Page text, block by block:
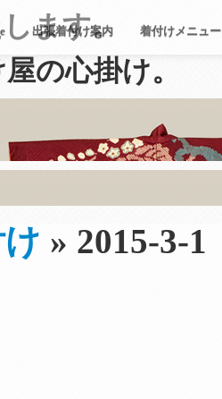
出張着付け案内 着付けメニュー
ます。
の心掛け。
» 2015-3-1